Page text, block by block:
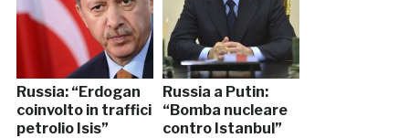
Russia: “Erdogan
coinvolto in traffici
petrolio Isis”
Russia a Putin:
“Bomba nucleare
contro Istanbul”